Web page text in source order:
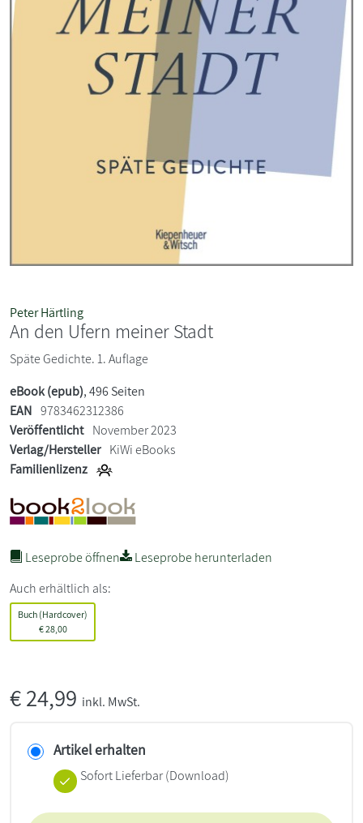
Peter Härtling
An den Ufern meiner Stadt
Späte Gedichte. 1. Auflage
eBook (epub), 496 Seiten
EAN 9783462312386
Veröffentlicht November 2023
Verlag/Hersteller KiWi eBooks
Familienlizenz
Leseprobe öffnen
Leseprobe herunterladen
Auch erhältlich als:
Buch (Hardcover)
€28,00
€24,99 inkl. MwSt.
Artikel erhalten
Sofort Lieferbar (Download)